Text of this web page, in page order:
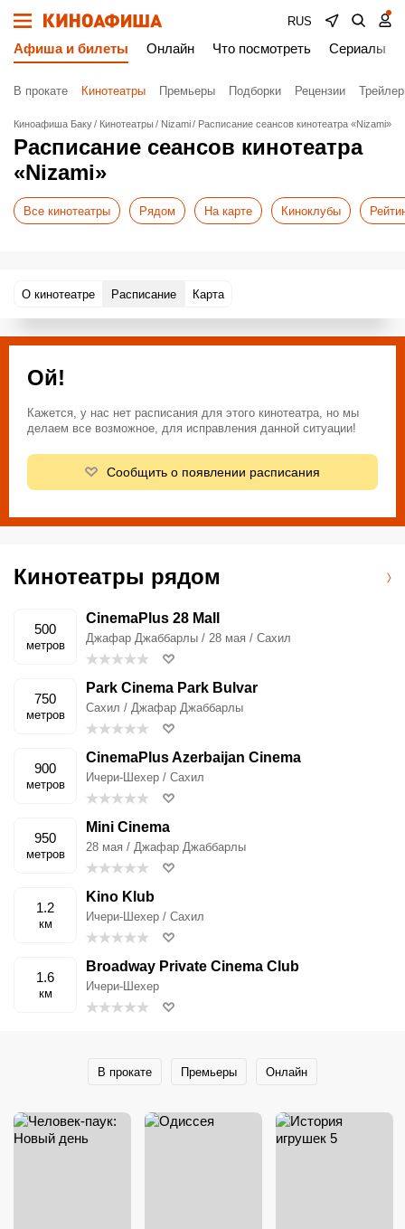
RUS
Афиша и билеты Онлайн Что посмотреть Сериалы
В прокате Кинотеатры Премьеры Подборки Рецензии
Киноафиша Баку Кинотеатры Nizami Расписание сеансов кинотеатра «Nizami»
Расписание сеансов кинотеатра
«Nizami»
Все кинотеатры Рядом На карте Киноклубы
О кинотеатре Расписание Карта
Ой!
Кажется, у нас нет расписания для этого кинотеатра, но мы
делаем все возможное, для исправления данной ситуации!
Сообщить о появлении расписания
Кинотеатры рядом
500
метров
CinemaPlus 28 Mall
Джафар Джаббарлы / 28 мая / Сахил
750
метров
Park Cinema Park Bulvar
Сахил / Джафар Джаббарлы
900
метров
CinemaPlus Azerbaijan Cinema
Ичери-Шехер / Сахил
950
метров
Mini Cinema
28 мая / Джафар Джаббарлы
1.2
км
Kino Klub
Ичери-Шехер / Сахил
1.6
км
Broadway Private Cinema Club
Ичери-Шехер
В прокате Премьеры Онлайн